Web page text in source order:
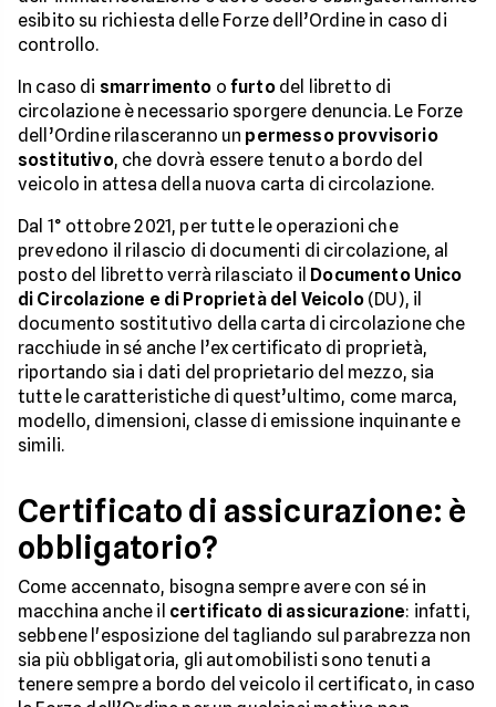
esibito su richiesta delle Forze dell’Ordine in caso di
controllo.
In caso di smarrimento ofurtodel libretto di
circolazione è necessario sporgere denuncia. Le Forze
dell’Ordine rilasceranno un permesso provvisorio
sostitutivo, che dovrà essere tenuto a bordo del
veicolo in attesa della nuova carta di circolazione.
Dal 1° ottobre 2021, per tutte le operazioni che
prevedono il rilascio di documenti di circolazione, al
posto del libretto verrà rilasciato il Documento Unico
di Circolazione e di Proprietà del Veicolo(DU), il
documento sostitutivo della carta di circolazione che
racchiude in sé anche l’ex certificato di proprietà,
riportando sia i dati del proprietario del mezzo, sia
tutte le caratteristiche di quest’ultimo, come marca,
modello, dimensioni, classe di emissione inquinante e
simili.
Certificato di assicurazione: è
obbligatorio?
Come accennato, bisogna sempre avere con sé in
macchina anche il certificato di assicurazione: infatti,
sebbene l'esposizione del tagliando sul parabrezza non
sia più obbligatoria, gli automobilisti sono tenuti a
tenere sempre a bordo del veicolo il certificato, in caso